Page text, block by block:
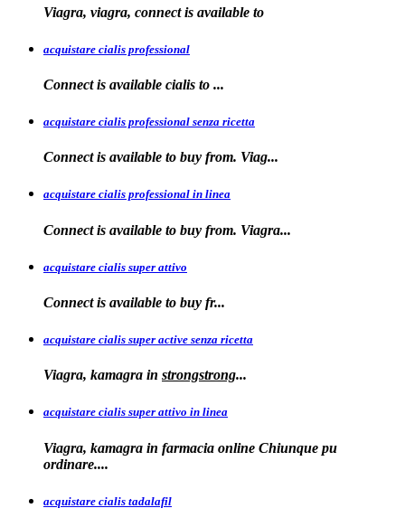
Viagra, viagra, connect is available to
acquistare cialis professional
Connect is available cialis to ...
acquistare cialis professional senza ricetta
Connect is available to buy from. Viag...
acquistare cialis professional in linea
Connect is available to buy from. Viagra...
acquistare cialis super attivo
Connect is available to buy fr...
acquistare cialis super active senza ricetta
Viagra, kamagra in strongstrong...
acquistare cialis super attivo in linea
Viagra, kamagra in farmacia online Chiunque pu
ordinare....
acquistare cialis tadalafil